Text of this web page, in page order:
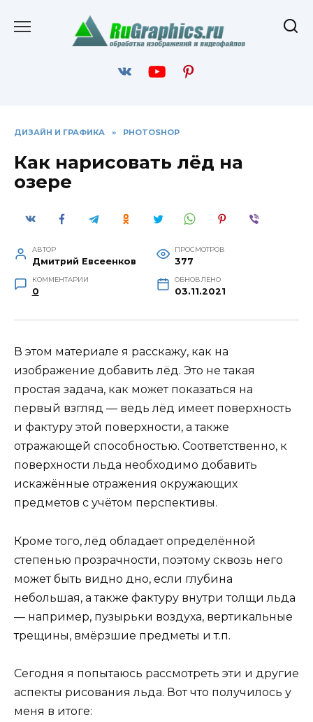
содержанию
ДИЗАЙН И ГРАФИКА » PHOTOSHOP
Как нарисовать лёд на
озере
АВТОР
Дмитрий Евсеенков
ПРОСМОТРОВ
377
КОММЕНТАРИИ
0
ОБНОВЛЕНО
03.11.2021
В этом материале я расскажу, как на
изображение добавить лёд. Это не такая
простая задача, как может показаться на
первый взгляд — ведь лёд имеет поверхность
и фактуру этой поверхности, а также
отражающей способностью. Соответственно, к
поверхности льда необходимо добавить
искажённые отражения окружающих
предметов с учётом перспективы.
Кроме того, лёд обладает определённой
степенью прозрачности, поэтому сквозь него
может быть видно дно, если глубина
небольшая, а также фактуру внутри толщи льда
— например, пузырьки воздуха, вертикальные
трещины, вмёрзшие предметы и т.п.
Сегодня я попытаюсь рассмотреть эти и другие
аспекты рисования льда. Вот что получилось у
меня в итоге: